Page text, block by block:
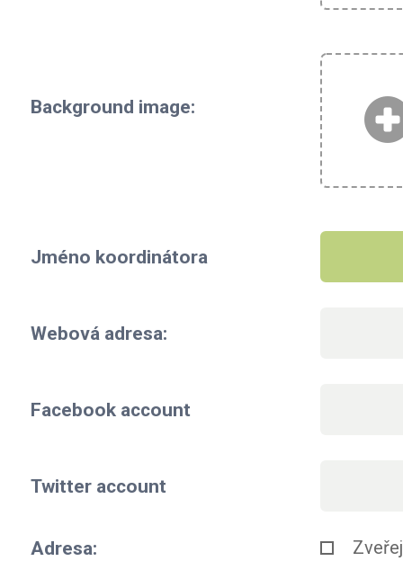
Background image:
Jméno koordinátora
Webová adresa:
Facebook account
Twitter account
Adresa: